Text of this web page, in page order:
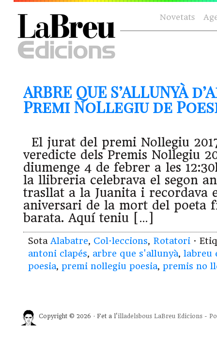
Novetats
ARBRE QUE S’ALLUNYÀ
Premi NoLlegiu de
El jurat del premi Nollegiu
veredicte dels Premis Nollegiu
diumenge 4 de febrer a les
la llibreria celebrava el segon
trasllat a la Juanita i recordava
aniversari de la mort del poeta
barata. Aquí teniu […]
Sota Alabatre, Col·leccions, Rotatori ·
antoni clapés, arbre que s'allunyà, labreu
poesia, premi nollegiu poesia, premis no
Copyright © 2026 · Fet a l'illadelsbous LaBreu Edicions -